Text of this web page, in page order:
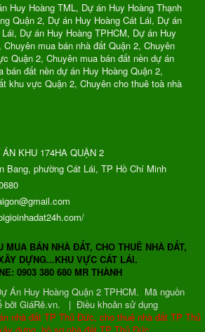
Huy Hoàng TML, Dự án Huy Hoàng Thạnh
Quận 2, Dự án Huy Hoàng Cát Lái, Dự án
Dự án Huy Hoàng TPHCM, Dự án Huy
mua bán nhà đất Quận 2, Chuyên
Quận 2, Chuyên mua bán đất nền dự án
bán đất nền dự án Huy Hoàng Quận 2,
khu vực Quận 2, Chuyên cho thuê toà nhà
KHU 174HA QUẬN 2
Bang, phường Cát Lái, TP Hồ Chí Minh
MUA BÁN NHÀ ĐẤT, CHO THUÊ NHÀ ĐẤT,
DỰNG...KHU VỰC CÁT LÁI.
0903 380 680 MR THÀNH
Án Huy Hoàng Quận 2 TPHCM. Mã nguồn
bởi GiáRẻ.vn. | Điều khoản sử dụng
nhà đất TP Thủ Đức, cho thuê nhà đất TP Thủ